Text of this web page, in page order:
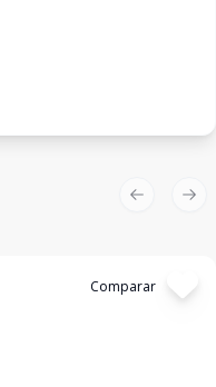
Comparar
Previous